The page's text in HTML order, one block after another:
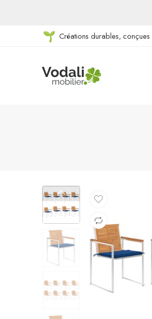
Créations durables,